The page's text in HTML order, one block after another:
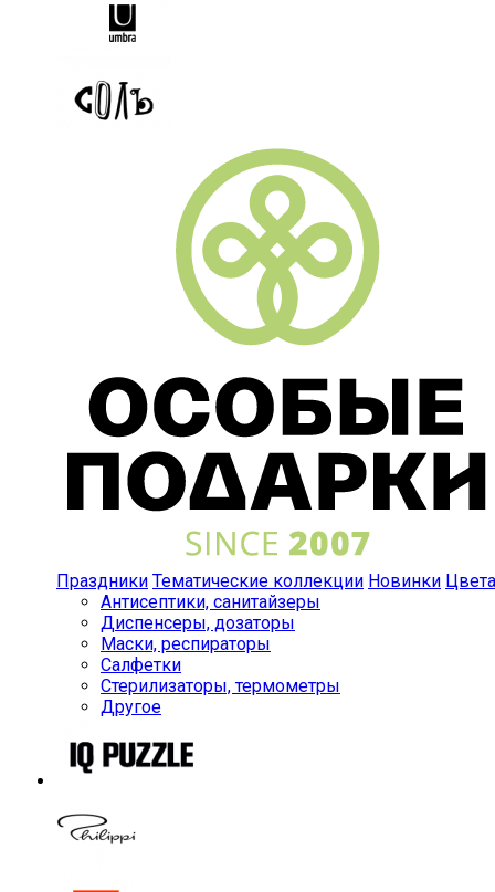
Праздники Тематические коллекции Новинки Цвета
Антисептики, санитайзеры
Диспенсеры, дозаторы
Маски, респираторы
Салфетки
Стерилизаторы, термометры
Другое